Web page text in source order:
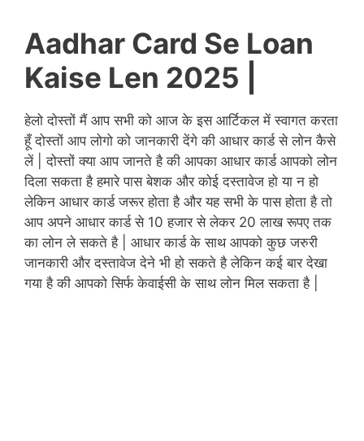
Aadhar Card Se Loan
Kaise Len 2025 |
हेलो दोस्तों मैं आप सभी को आज के इस आर्टिकल में स्वागत करता
हूँ दोस्तों आप लोगो को जानकारी देंगे की आधार कार्ड से लोन कैसे
लें | दोस्तों क्या आप जानते है की आपका आधार कार्ड आपको लोन
दिला सकता है हमारे पास बेशक और कोई दस्तावेज हो या न हो
लेकिन आधार कार्ड जरूर होता है और यह सभी के पास होता है तो
आप अपने आधार कार्ड से 10 हजार से लेकर 20 लाख रूपए तक
का लोन ले सकते है | आधार कार्ड के साथ आपको कुछ जरुरी
जानकारी और दस्तावेज देने भी हो सकते है लेकिन कई बार देखा
गया है की आपको सिर्फ केवाईसी के साथ लोन मिल सकता है |